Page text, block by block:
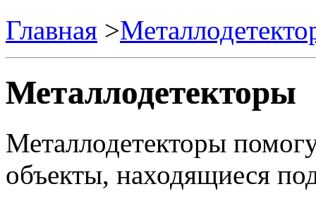
Главная >
Металлодетекторы
Металлодетекторы
объекты, находящиеся